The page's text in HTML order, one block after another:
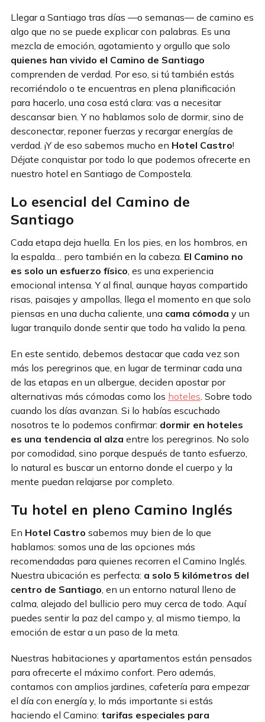
Llegar a Santiago tras días —o semanas— de camino es
algo que no se puede explicar con palabras. Es una
mezcla de emoción, agotamiento y orgullo que solo
quienes han vivido el Camino de Santiago
comprenden de verdad. Por eso, si tú también estás
recorriéndolo o te encuentras en plena planificación
para hacerlo, una cosa está clara: vas a necesitar
descansar bien. Y no hablamos solo de dormir, sino de
desconectar, reponer fuerzas y recargar energías de
verdad. ¡Y de eso sabemos mucho en Hotel Castro!
Déjate conquistar por todo lo que podemos ofrecerte en
nuestro hotel en Santiago de Compostela.
Lo esencial del Camino de
Santiago
Cada etapa deja huella. En los pies, en los hombros, en
la espalda… pero también en la cabeza. El Camino no
es solo un esfuerzo físico, es una experiencia
emocional intensa. Y al final, aunque hayas compartido
risas, paisajes y ampollas, llega el momento en que solo
piensas en una ducha caliente, una cama cómoda y un
lugar tranquilo donde sentir que todo ha valido la pena.
En este sentido, debemos destacar que cada vez son
más los peregrinos que, en lugar de terminar cada una
de las etapas en un albergue, deciden apostar por
alternativas más cómodas como los hoteles. Sobre todo
cuando los días avanzan. Si lo habías escuchado
nosotros te lo podemos confirmar: dormir en hoteles
es una tendencia al alza entre los peregrinos. No solo
por comodidad, sino porque después de tanto esfuerzo,
lo natural es buscar un entorno donde el cuerpo y la
mente puedan relajarse por completo.
Tu hotel en pleno Camino Inglés
En Hotel Castro sabemos muy bien de lo que
hablamos: somos una de las opciones más
recomendadas para quienes recorren el Camino Inglés.
Nuestra ubicación es perfecta: a solo 5 kilómetros del
centro de Santiago, en un entorno natural lleno de
calma, alejado del bullicio pero muy cerca de todo. Aquí
puedes sentir la paz del campo y, al mismo tiempo, la
emoción de estar a un paso de la meta.
Nuestras habitaciones y apartamentos están pensados
para ofrecerte el máximo confort. Pero además,
contamos con amplios jardines, cafetería para empezar
el día con energía y, lo más importante si estás
haciendo el Camino: tarifas especiales para